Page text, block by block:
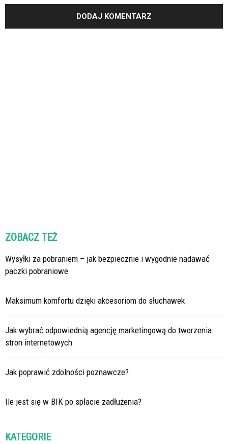
ZOBACZ TEŻ
Wysyłki za pobraniem – jak bezpiecznie i wygodnie nadawać
paczki pobraniowe
Maksimum komfortu dzięki akcesoriom do słuchawek
Jak wybrać odpowiednią agencję marketingową do tworzenia
stron internetowych
Jak poprawić zdolności poznawcze?
Ile jest się w BIK po spłacie zadłużenia?
KATEGORIE